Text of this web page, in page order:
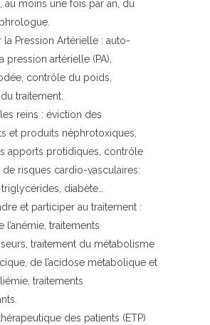
au moins une fois par an, du
la Pression Artérielle : auto-
pression artérielle (PA),
contrôle du poids,
traitement.
reins : éviction des
et produits néphrotoxiques,
apports protidiques, contrôle
de risques cardio-vasculaires:
diabète…
et participer au traitement :
l’anémie, traitements
traitement du métabolisme
de l’acidose métabolique et
traitements
thérapeutique des patients (ETP)